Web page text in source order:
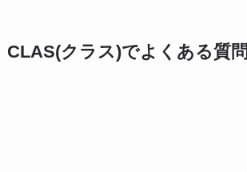
CLAS(クラス)でよくある質問